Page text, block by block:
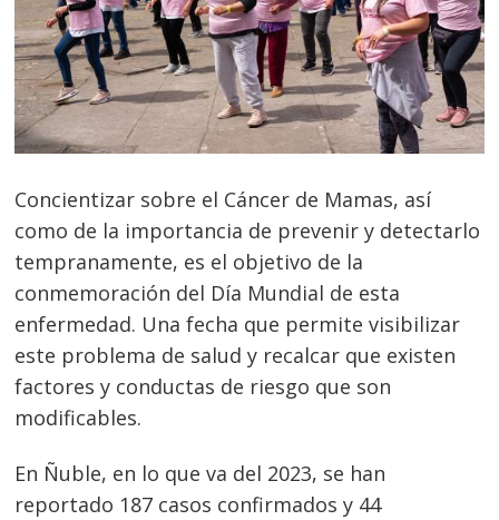
Concientizar sobre el Cáncer de Mamas, así
como de la importancia de prevenir y detectarlo
tempranamente, es el objetivo de la
conmemoración del Día Mundial de esta
enfermedad. Una fecha que permite visibilizar
este problema de salud y recalcar que existen
factores y conductas de riesgo que son
modificables.
En Ñuble, en lo que va del 2023, se han
reportado 187 casos confirmados y 44